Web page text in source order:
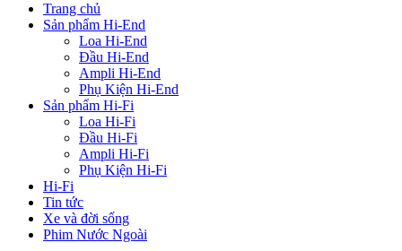
Trang chủ
Sản phẩm Hi-End
Loa Hi-End
Đầu Hi-End
Ampli Hi-End
Phụ Kiện Hi-End
Sản phẩm Hi-Fi
Loa Hi-Fi
Đầu Hi-Fi
Ampli Hi-Fi
Phụ Kiện Hi-Fi
Hi-Fi
Tin tức
Xe và đời sống
Phim Nước Ngoài